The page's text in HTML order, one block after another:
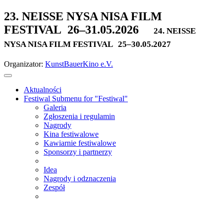
23. NEISSE NYSA NISA FILM
FESTIVAL 26–31.05.2026
24. NEISSE
NYSA NISA FILM FESTIVAL 25–30.05.2027
Organizator: KunstBauerKino e.V.
Aktualności
Festiwal Submenu for "Festiwal"
Galeria
Zgłoszenia i regulamin
Nagrody
Kina festiwalowe
Kawiarnie festiwalowe
Sponsorzy i partnerzy
Idea
Nagrody i odznaczenia
Zespół